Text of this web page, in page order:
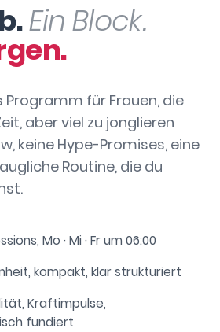
Ein Block.
Programm für Frauen, die
aber viel zu jonglieren
keine Hype-Promises, eine
Routine, die du
Mo · Mi · Fr um 06:00
kompakt, klar strukturiert
Kraftimpulse,
fundiert